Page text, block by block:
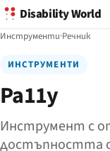
Disability World
Инструменти·Речник
ИНСТРУМЕНТИ
Pa11y
Инструмент с
достъпността